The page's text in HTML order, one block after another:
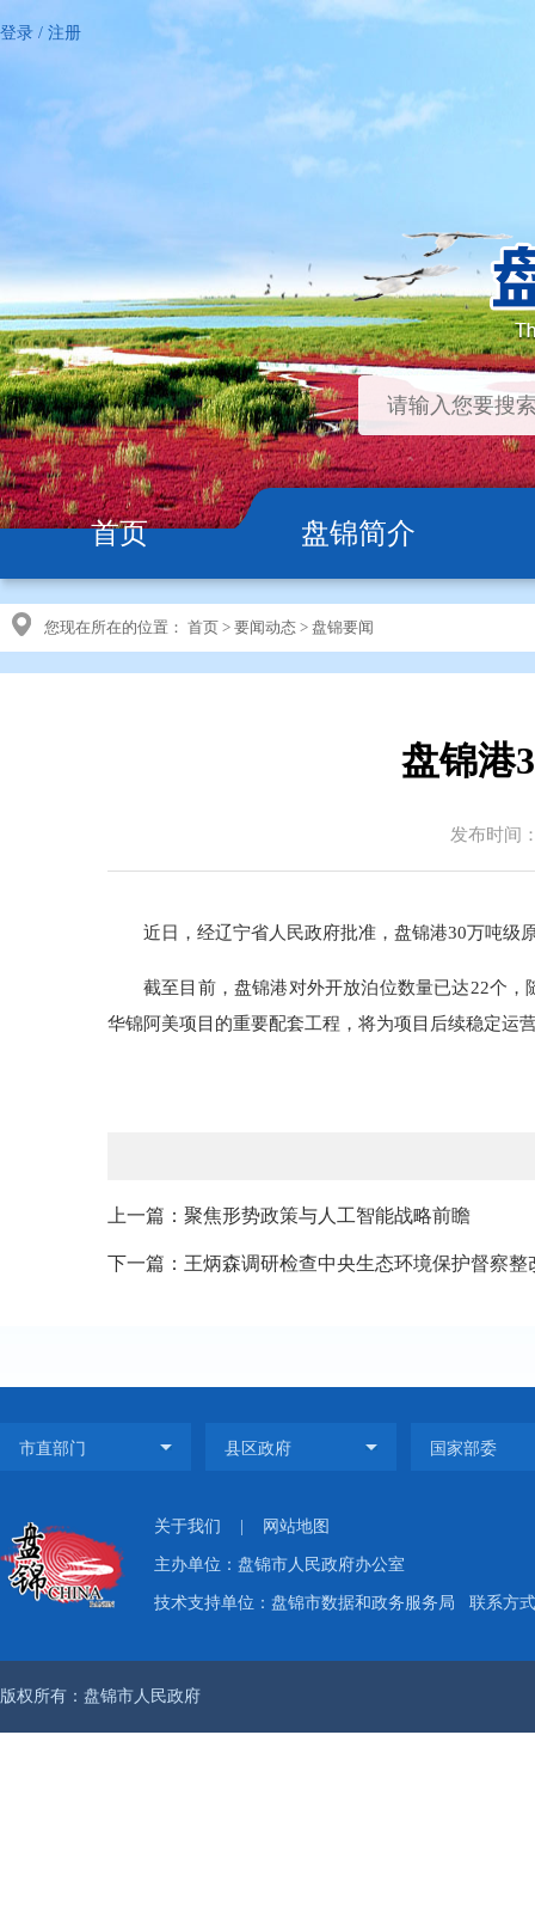
登录 / 注册
首页 盘锦简介
您现在所在的位置： 首页 > 要闻动态 > 盘锦要闻
盘锦港
发布时间
近日，经辽宁省人民政府批准，盘锦港30万吨级
截至目前，盘锦港对外开放泊位数量已达22个
华锦阿美项目的重要配套工程，将为项目后续稳定运
上一篇：聚焦形势政策与人工智能战略前瞻
下一篇：王炳森调研检查中央生态环境保护督察整
关于我们 网站地图
主办单位：盘锦市人民政府办公室
技术支持单位：盘锦市数据和政务服务局 联系方
版权所有：盘锦市人民政府